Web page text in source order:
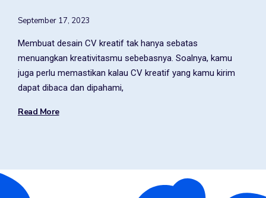
September 17, 2023
Membuat desain CV kreatif tak hanya sebatas
menuangkan kreativitasmu sebebasnya. Soalnya, kamu
juga perlu memastikan kalau CV kreatif yang kamu kirim
dapat dibaca dan dipahami,
Read More